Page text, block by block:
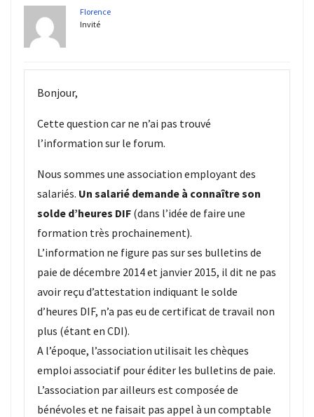
Florence
Invité
Bonjour,
Cette question car ne n’ai pas trouvé
l’information sur le forum.
Nous sommes une association employant des
salariés. Un salarié demande à connaître son
solde d’heures DIF (dans l’idée de faire une
formation très prochainement).
L’information ne figure pas sur ses bulletins de
paie de décembre 2014 et janvier 2015, il dit ne pas
avoir reçu d’attestation indiquant le solde
d’heures DIF, n’a pas eu de certificat de travail non
plus (étant en CDI).
A l’époque, l’association utilisait les chèques
emploi associatif pour éditer les bulletins de paie.
L’association par ailleurs est composée de
bénévoles et ne faisait pas appel à un comptable